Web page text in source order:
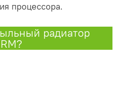
процессора.
радиатор